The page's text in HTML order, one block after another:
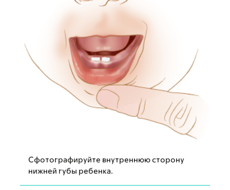
Сфотографируйте внутреннюю сторону
нижней губы ребенка.